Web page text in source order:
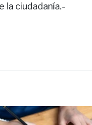
la ciudadanía.-